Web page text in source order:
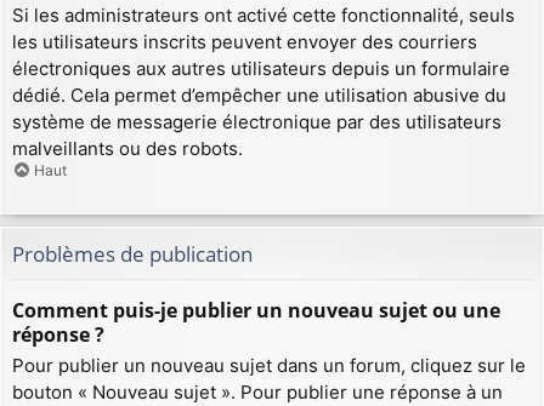
Si les administrateurs ont activé cette fonctionnalité, seuls
les utilisateurs inscrits peuvent envoyer des courriers
électroniques aux autres utilisateurs depuis un formulaire
dédié. Cela permet d’empêcher une utilisation abusive du
système de messagerie électronique par des utilisateurs
malveillants ou des robots.
Haut
Problèmes de publication
Comment puis-je publier un nouveau sujet ou une
réponse ?
Pour publier un nouveau sujet dans un forum, cliquez sur le
bouton « Nouveau sujet ». Pour publier une réponse à un